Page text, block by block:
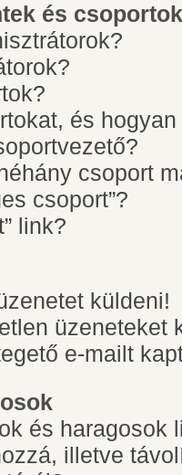
és csoportok
és
csoport
csoport”?
link?
küldeni!
üzeneteket
e-mailt
és haragosok
illetve